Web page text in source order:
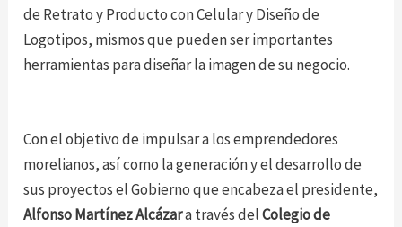
de Retrato y Producto con Celular y Diseño de
Logotipos, mismos que pueden ser importantes
herramientas para diseñar la imagen de su negocio.
Con el objetivo de impulsar a los emprendedores
morelianos, así como la generación y el desarrollo de
sus proyectos el Gobierno que encabeza el presidente,
Alfonso Martínez Alcázara través delColegio de